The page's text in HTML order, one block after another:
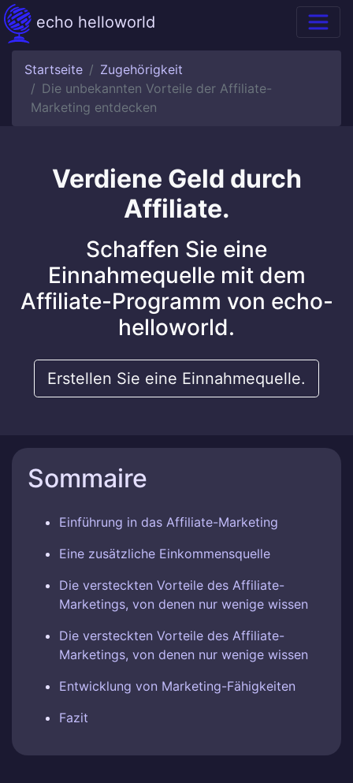
echo helloworld
Startseite
Zugehörigkeit
Die unbekannten Vorteile der Affiliate-
Marketing entdecken
Verdiene Geld durch
Affiliate.
Schaffen Sie eine
Einnahmequelle mit dem
Affiliate-Programm von echo-
helloworld.
Erstellen Sie eine Einnahmequelle.
Sommaire
Einführung in das Affiliate-Marketing
Eine zusätzliche Einkommensquelle
Die versteckten Vorteile des Affiliate-
Marketings, von denen nur wenige wissen
Die versteckten Vorteile des Affiliate-
Marketings, von denen nur wenige wissen
Entwicklung von Marketing-Fähigkeiten
Fazit